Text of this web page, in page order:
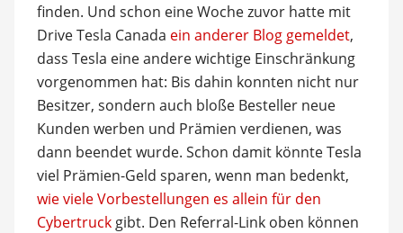
finden. Und schon eine Woche zuvor hatte mit
Drive Tesla Canada ein anderer Blog gemeldet,
dass Tesla eine andere wichtige Einschränkung
vorgenommen hat: Bis dahin konnten nicht nur
Besitzer, sondern auch bloße Besteller neue
Kunden werben und Prämien verdienen, was
dann beendet wurde. Schon damit könnte Tesla
viel Prämien-Geld sparen, wenn man bedenkt,
wie viele Vorbestellungen es allein für den
Cybertruckgibt. Den Referral-Link oben können